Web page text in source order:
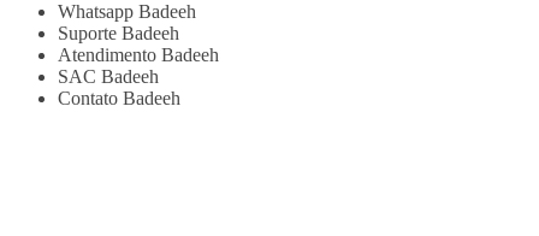
Whatsapp Badeeh
Suporte Badeeh
Atendimento Badeeh
SAC Badeeh
Contato Badeeh